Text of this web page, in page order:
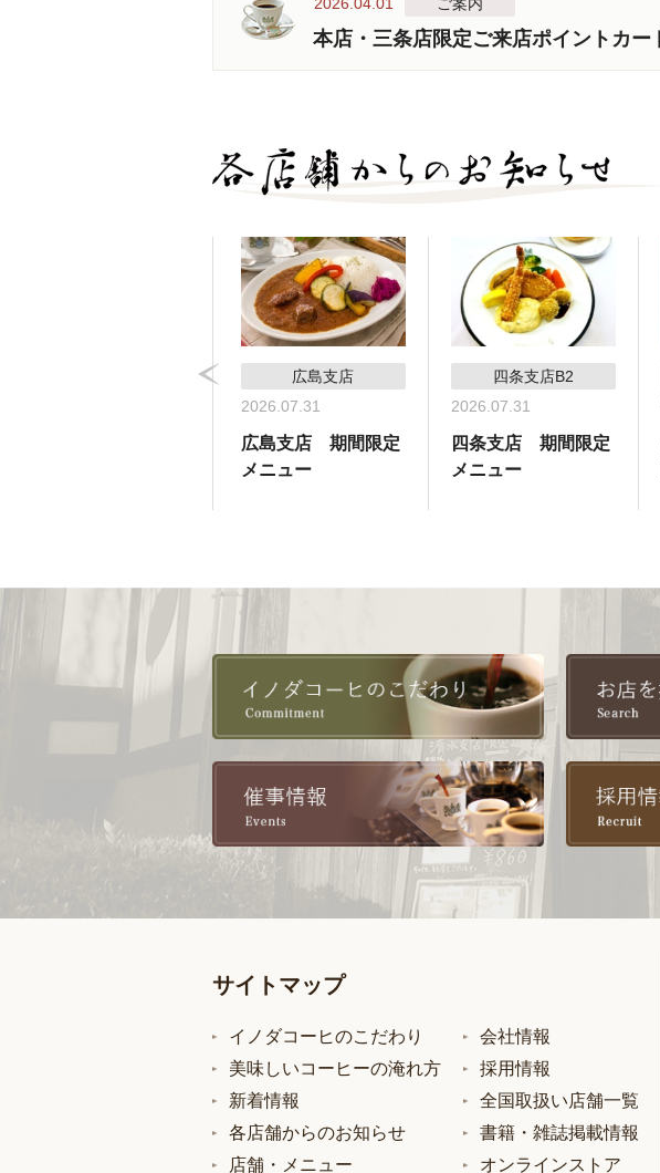
本店・三条店限定ご来店ポイントカー
広島支店
2026.07.31
広島支店 期間限定
メニュー
四条支店B2
2026.07.31
四条支店 期間限定
メニュー
サイトマップ
イノダコーヒのこだわり
美味しいコーヒーの淹れ方
新着情報
各店舗からのお知らせ
店舗・メニュー
会社情報
採用情報
全国取扱い店舗一覧
書籍・雑誌掲載情報
オンラインストア